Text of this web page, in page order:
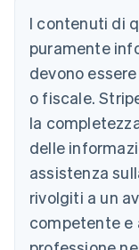
I contenuti di
puramente
devono
o fiscale.
la
delle
assistenza
rivolgiti a un
competente e
Nederlands
Brasile
Bulgaria
English
Canada
English Français
Cina
简体中文English
English
Croazia
English